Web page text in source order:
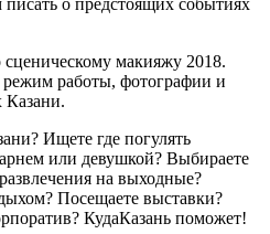
макияжу 2018.
работы, фотографии и
Казани.
Ищете где погулять
или девушкой? Выбираете
на выходные?
Посещаете выставки?
КудаКазань поможет!